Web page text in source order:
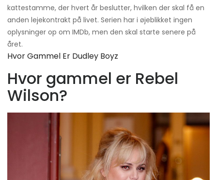
kattestamme, der hvert år beslutter, hvilken der skal få en
anden lejekontrakt på livet. Serien har i øjeblikket ingen
oplysninger op om IMDb, men den skal starte senere på
året.
Hvor Gammel Er Dudley Boyz
Hvor gammel er Rebel
Wilson?